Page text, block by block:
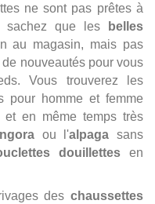
ne sont pas prêtes à
sachez que les
belles
au magasin, mais pas
nouveautés pour vous
Vous trouverez les
pour homme et femme
et en même temps très
ou l'alpaga sans
douillettes en
des chaussettes